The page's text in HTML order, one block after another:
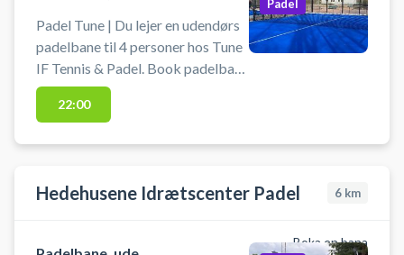
tennis bolde kan købes på stedet.
Padel Tune | Du lejer en udendørs
padelbane til 4 personer hos Tune
IF Tennis & Padel. Book padelbane
og spil padel i Tune ved Roskilde.
Du skal slev medbringe eget
Padel
22:00
Hedehusene Idrætscenter Padel 6 km
Boka en bana